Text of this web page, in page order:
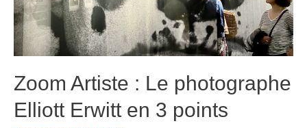
Zoom Artiste : Le photographe
Elliott Erwitt en 3 points